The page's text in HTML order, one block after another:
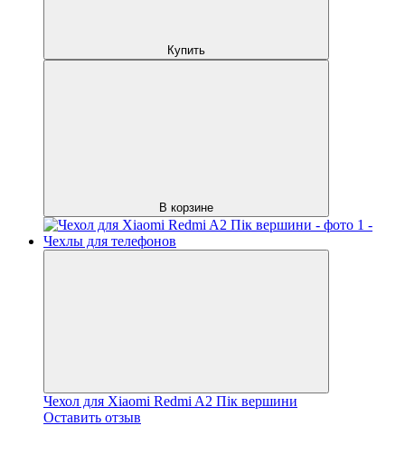
Купить
В корзине
Чехол для Xiaomi Redmi A2 Пік вершини
Оставить отзыв